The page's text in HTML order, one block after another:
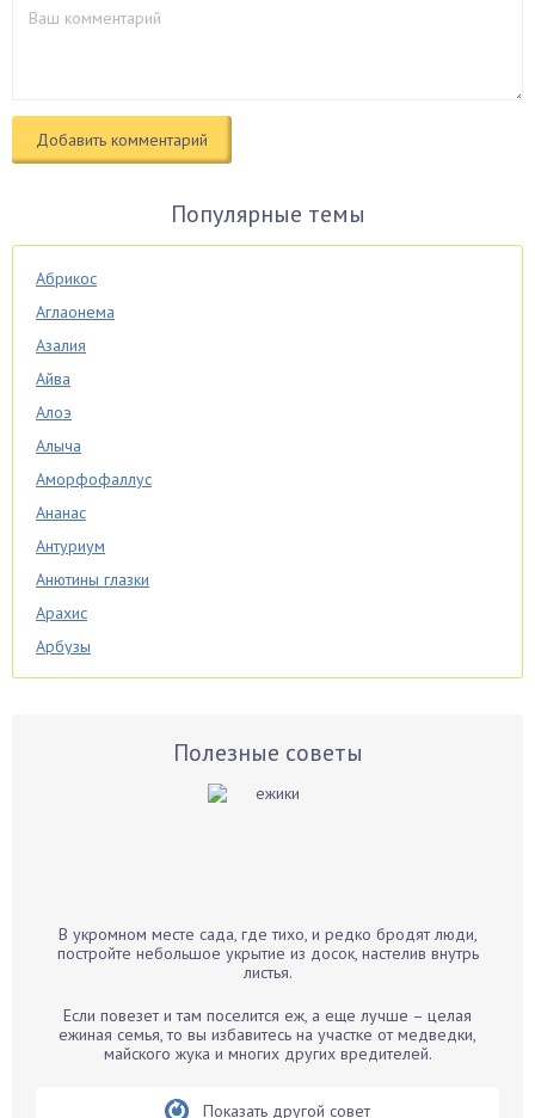
Популярные темы
Абрикос
Аглаонема
Азалия
Айва
Алоэ
Алыча
Аморфофаллус
Ананас
Антуриум
Анютины глазки
Арахис
Арбузы
Аспарагус
Бархатцы
Белые грибы
Бирючина
Полезные советы
В укромном месте сада, где тихо, и редко бродят люди,
постройте небольшое укрытие из досок, настелив внутрь
листья.
Если повезет и там поселится еж, а еще лучше – целая
ежиная семья, то вы избавитесь на участке от медведки,
майского жука и многих других вредителей.
Показать другой совет